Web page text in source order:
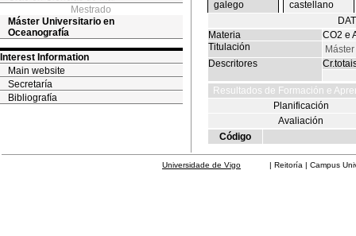
Mestrado
Máster Universitario en
Oceanografía
Interest Information
Main website
Secretaría
Bibliografía
galego
castellano
Materia
CO2 e
Titulación
Descritores
Resultados de Formación e
Planificación
Avaliación
Código
Universidade de Vigo | Reitoría | Campus